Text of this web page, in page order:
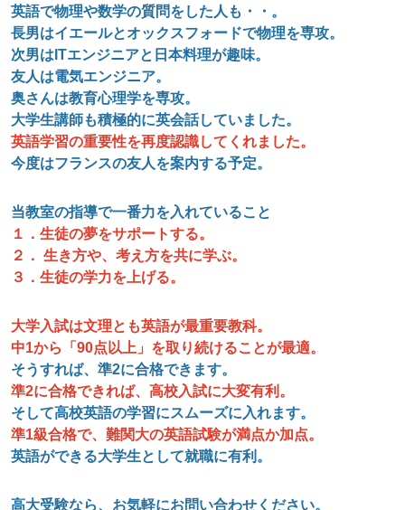
英語で物理や数学の質問をした人も・・。
長男はイエールとオックスフォードで物理を専攻。
次男はITエンジニアと日本料理が趣味。
友人は電気エンジニア。
奥さんは教育心理学を専攻。
大学生講師も積極的に英会話していました。
英語学習の重要性を再度認識してくれました。
今度はフランスの友人を案内する予定。
当教室の指導で一番力を入れていること
１．生徒の夢をサポートする。
２． 生き方や、考え方を共に学ぶ。
３． 生徒の学力を上げる。
大学入試は文理とも英語が最重要教科。
中1から「90点以上」を取り続けることが最適。
そうすれば、準2に合格できます。
準2に合格できれば、高校入試に大変有利。
そして高校英語の学習にスムーズに入れます。
準1級合格で、難関大の英語試験が満点か加点。
英語ができる大学生として就職に有利。
高大受験なら、お気軽にお問い合わせください。